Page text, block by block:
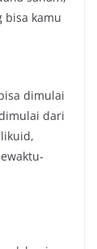
bisa kamu
dimulai
dari